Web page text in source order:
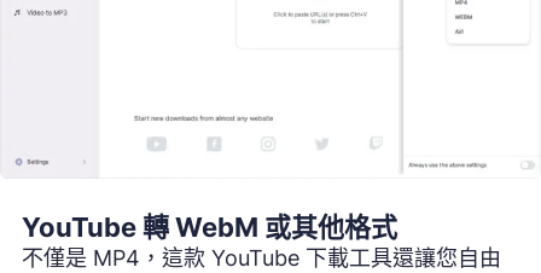
YouTube 轉 WebM 或其他格式
不僅是 MP4，這款 YouTube 下載工具還讓您自由